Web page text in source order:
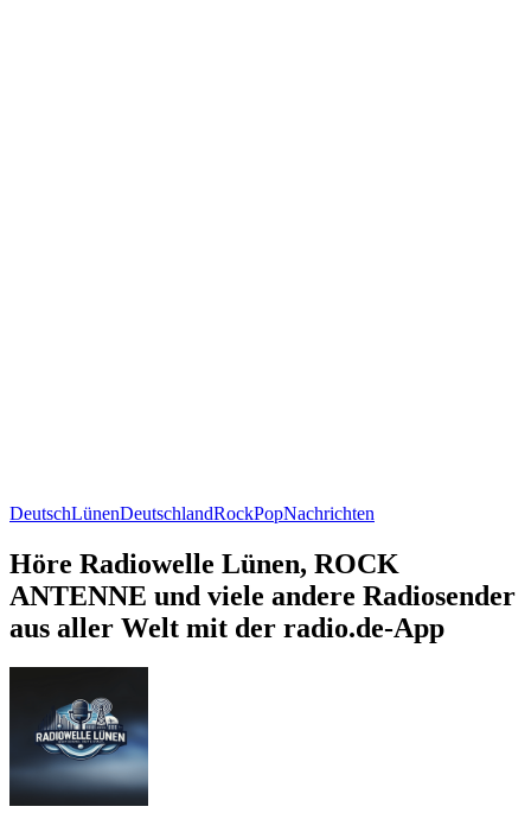
DeutschLünenDeutschlandRockPopNachrichten
Höre Radiowelle Lünen, ROCK
ANTENNE und viele andere Radiosender
aus aller Welt mit der radio.de-App